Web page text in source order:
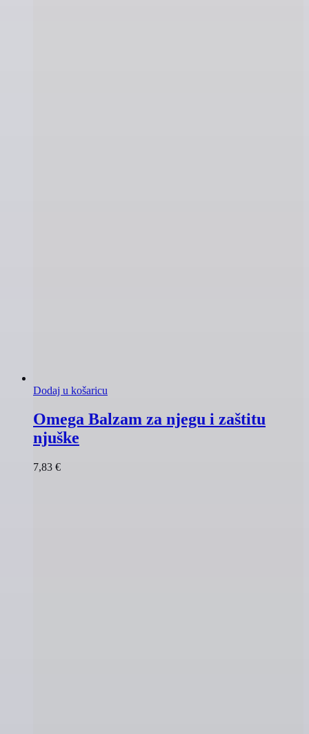
Dodaj u košaricu
Omega Balzam za njegu i zaštitu
njuške
7,83 €